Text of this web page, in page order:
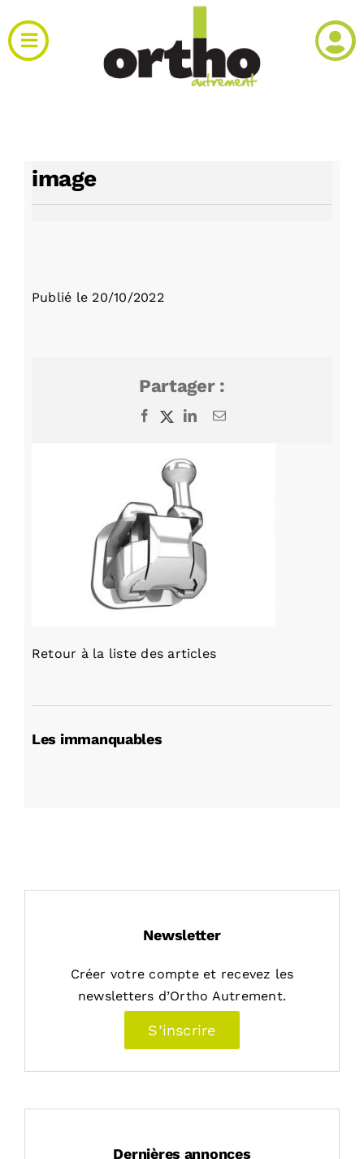
au
contenu
Toggle
Navigation
Kiosque
image
Publié le 20/10/2022
Partager :
Facebook
X LinkedInEmail
Retour à la liste des articles
Les immanquables
Newsletter
Créer votre compte et recevez les
newsletters d’Ortho Autrement.
S’inscrire
Dernières annonces